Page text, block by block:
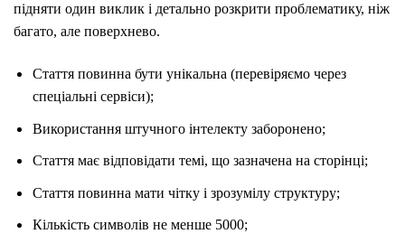
підняти один виклик і детально розкрити проблематику, ніж
багато, але поверхнево.
Стаття повинна бути унікальна (перевіряємо через
спеціальні сервіси);
Використання штучного інтелекту заборонено;
Стаття має відповідати темі, що зазначена на сторінці;
Стаття повинна мати чітку і зрозумілу структуру;
Кількість символів не менше 5000;